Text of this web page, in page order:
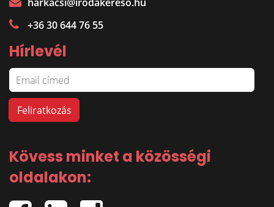
+36 30 644 76 55
Hírlevél
Kövess minket a közösségi
oldalakon: